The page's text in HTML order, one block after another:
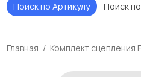
Поиск по Артикулу Поиск
Главная Комплект сцепления